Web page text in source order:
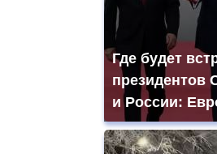
Где будет
президентов
и России: